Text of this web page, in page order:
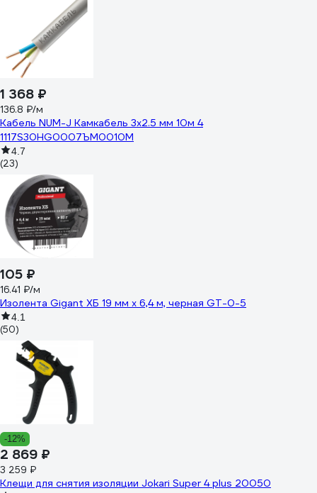
1 368 ₽
136.8 ₽/м
Кабель NUM-J Камкабель 3x2.5 мм 10м 4
1117S30HG0007ЪM0010М
4.7
(23)
105 ₽
16.41 ₽/м
Изолента Gigant ХБ 19 мм х 6,4 м, черная GT-0-5
4.1
(50)
-12%
2 869 ₽
3 259 ₽
Клещи для снятия изоляции Jokari Super 4 plus 20050